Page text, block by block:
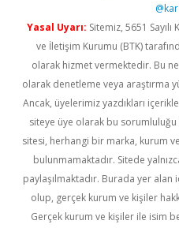
Yasal Uyarı: Sitemiz, 5651
ve İletişim Kurumu (BTK)
olarak hizmet vermektedir. Bu
olarak denetleme veya araştırma
Ancak, üyelerimiz yazdıkları
siteye üye olarak bu sorumluluğu
sitesi, herhangi bir marka, kurum
bulunmamaktadır. Sitede
paylaşılmaktadır. Burada yer
olup, gerçek kurum ve kişiler
Gerçek kurum ve kişiler ile isim